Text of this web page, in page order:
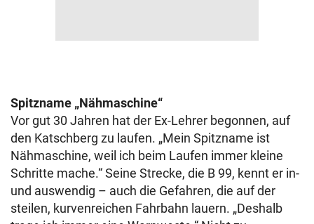
Spitzname „Nähmaschine“
Vor gut 30 Jahren hat der Ex-Lehrer begonnen, auf
den Katschberg zu laufen. „Mein Spitzname ist
Nähmaschine, weil ich beim Laufen immer kleine
Schritte mache.“ Seine Strecke, die B 99, kennt er in-
und auswendig – auch die Gefahren, die auf der
steilen, kurvenreichen Fahrbahn lauern. „Deshalb